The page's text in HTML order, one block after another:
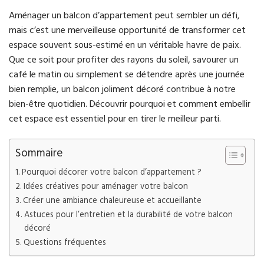
Aménager un balcon d’appartement peut sembler un défi,
mais c’est une merveilleuse opportunité de transformer cet
espace souvent sous-estimé en un véritable havre de paix.
Que ce soit pour profiter des rayons du soleil, savourer un
café le matin ou simplement se détendre après une journée
bien remplie, un balcon joliment décoré contribue à notre
bien-être quotidien. Découvrir pourquoi et comment embellir
cet espace est essentiel pour en tirer le meilleur parti.
Sommaire
Pourquoi décorer votre balcon d’appartement ?
Idées créatives pour aménager votre balcon
Créer une ambiance chaleureuse et accueillante
Astuces pour l’entretien et la durabilité de votre balcon
décoré
Questions fréquentes